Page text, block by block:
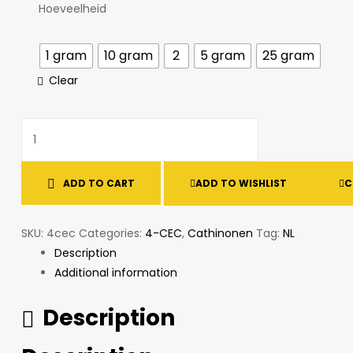
Hoeveelheid
1 gram 10 gram 2 5 gram 25 gram
Clear
CEC
(4-
Chloroethcathinone)
quantity
ADD TO CART ADD TO WISHLIST
SKU: 4cec Categories: 4-CEC, Cathinonen Tag: NL
Description
Additional information
Description